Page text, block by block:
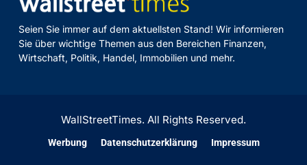
Seien Sie immer auf dem aktuellsten Stand! Wir informieren
Sie über wichtige Themen aus den Bereichen Finanzen,
Wirtschaft, Politik, Handel, Immobilien und mehr.
WallStreetTimes. All Rights Reserved.
Werbung Datenschutzerklärung Impressum